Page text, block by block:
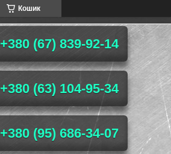
Кошик
+380 (67) 839-92-14
+380 (63) 104-95-34
+380 (95) 686-34-07